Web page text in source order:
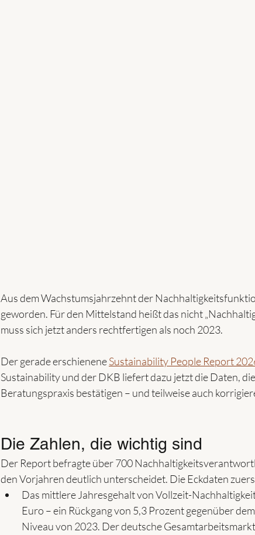
Aus dem Wachstumsjahrzehnt der
geworden. Für den Mittelstand heißt das nicht
muss sich jetzt anders rechtfertigen als noch 2023.
Der gerade erschienene Sustainability People Report
Sustainability und der DKB liefert dazu jetzt die Daten,
Beratungspraxis bestätigen – und teilweise auch
Die Zahlen, die wichtig sind
Der Report befragte über 700
den Vorjahren deutlich unterscheidet. Die Eckdaten
Das mittlere Jahresgehalt von Vollzeit-
Euro – ein Rückgang von 5,3 Prozent gegenüber
Niveau von 2023. Der deutsche